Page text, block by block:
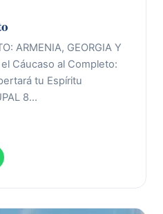
ARMENIA, GEORGIA Y
Cáucaso al Completo:
tu Espíritu
8…